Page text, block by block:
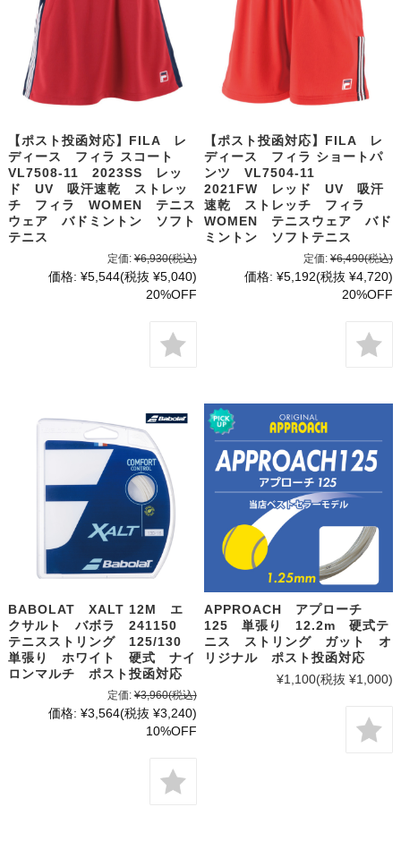
【ポスト投函対応】FILA レ
ディース フィラ スコート
VL7508-11 2023SS レッ
ド UV 吸汗速乾 ストレッ
チ フィラ WOMEN テニス
ウェア バドミントン ソフト
テニス
定価: ¥6,930(税込)
価格: ¥5,544(税抜 ¥5,040)
20%OFF
【ポスト投函対応】FILA レ
ディース フィラ ショートパ
ンツ VL7504-11
2021FW レッド UV 吸汗
速乾 ストレッチ フィラ
WOMEN テニスウェア バド
ミントン ソフトテニス
定価: ¥6,490(税込)
価格: ¥5,192(税抜 ¥4,720)
20%OFF
BABOLAT XALT 12M エ
クサルト バボラ 241150
テニスストリング 125/130
単張り ホワイト 硬式 ナイ
ロンマルチ ポスト投函対応
定価: ¥3,960(税込)
価格: ¥3,564(税抜 ¥3,240)
10%OFF
APPROACH アプローチ
125 単張り 12.2m 硬式テ
ニス ストリング ガット オ
リジナル ポスト投函対応
¥1,100(税抜 ¥1,000)